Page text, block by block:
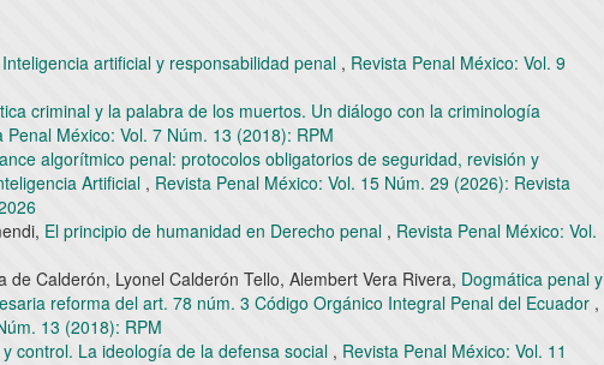
Inteligencia artificial y responsabilidad penal , Revista Penal México: Vol. 9
criminal y la palabra de los muertos. Un diálogo con la criminología
Penal México: Vol. 7 Núm. 13 (2018): RPM
algorítmico penal: protocolos obligatorios de seguridad, revisión y
Artificial , Revista Penal México: Vol. 15 Núm. 29 (2026): Revista
El principio de humanidad en Derecho penal , Revista Penal México: Vol.
de Calderón, Lyonel Calderón Tello, Alembert Vera Rivera, Dogmática penal y
reforma del art. 78 núm. 3 Código Orgánico Integral Penal del Ecuador ,
13 (2018): RPM
control. La ideología de la defensa social , Revista Penal México: Vol. 11